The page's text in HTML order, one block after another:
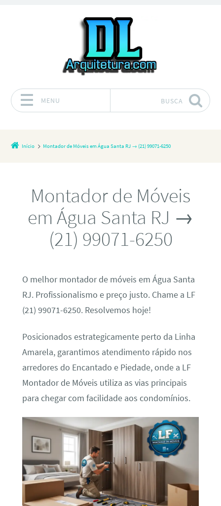
MENU BUSCA
Início Montador de Móveis em Água Santa RJ → (21) 99071-6250
Montador de Móveis
em Água Santa RJ →
(21) 99071-6250
O melhor montador de móveis em Água Santa
RJ. Profissionalismo e preço justo. Chame a LF
(21) 99071-6250. Resolvemos hoje!
Posicionados estrategicamente perto da Linha
Amarela, garantimos atendimento rápido nos
arredores do Encantado e Piedade, onde a LF
Montador de Móveis utiliza as vias principais
para chegar com facilidade aos condomínios.